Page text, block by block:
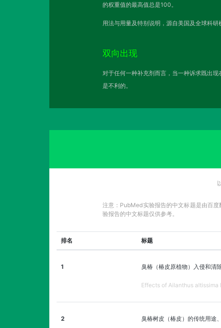
的权重值的最高值总是100。
用法与用量及特别说明，源自美国及全球科
双向出现
对于任何一种补充剂而言，当一种诉求既出
是不利的。
注意：PubMed实验报告的中文标题是由百
验报告的中文标题仅供参考。
排名 标题
1 臭椿（椿皮原植物）入侵和清
Effects of Ailanthus
2 臭椿树皮（椿皮）的传统用途